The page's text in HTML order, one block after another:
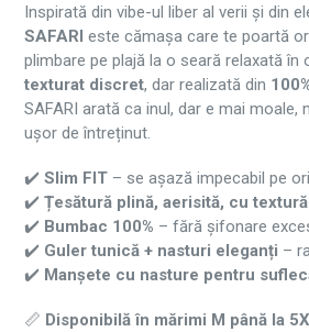
Inspirată din vibe-ul liber al verii și din
SAFARI este cămașa care te poartă
plimbare pe plajă la o seară relaxată în
texturat discret, dar realizată din
SAFARI arată ca inul, dar e mai
ușor de întreținut.
✔️ Slim FIT – se așază impecabil pe
✔️ Țesătură plină, aerisită, cu
✔️ Bumbac 100% – fără șifonare
✔️ Guler tunică + nasturi eleganți –
✔️ Manșete cu nasture pentru
📏 Disponibilă în mărimi M până la